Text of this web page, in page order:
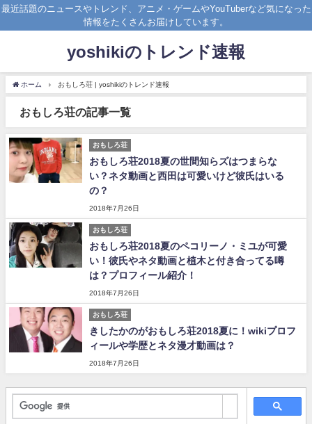
最近話題のニュースやトレンド、アニメ・ゲームやYouTuberなど気になった
情報をたくさんお届けしています。
yoshikiのトレンド速報
ホーム おもしろ荘 | yoshikiのトレンド速報
おもしろ荘の記事一覧
おもしろ荘
おもしろ荘2018夏の世間知らズはつまらな
い？ネタ動画と西田は可愛いけど彼氏はいる
の？
2018年7月26日
おもしろ荘
おもしろ荘2018夏のペコリーノ・ミユが可愛
い！彼氏やネタ動画と植木と付き合ってる噂
は？プロフィール紹介！
2018年7月26日
おもしろ荘
きしたかのがおもしろ荘2018夏に！wikiプロフ
ィールや学歴とネタ漫才動画は？
2018年7月26日